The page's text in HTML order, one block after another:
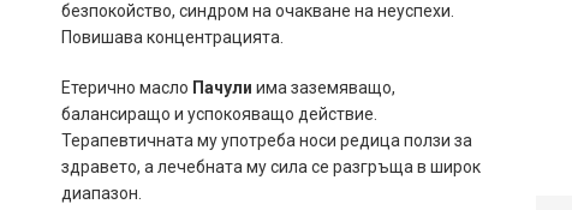
безпокойство, синдром на очакване на неуспехи.
Повишава концентрацията.
Етерично масло Пачули има заземяващо,
балансиращо и успокояващо действие.
Терапевтичната му употреба носи редица ползи за
здравето, а лечебната му сила се разгръща в широк
диапазон.